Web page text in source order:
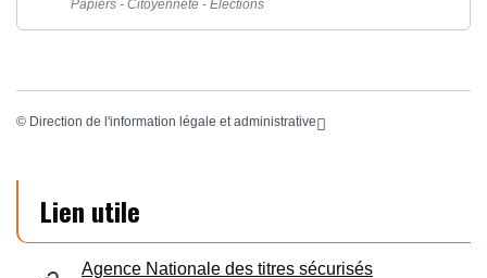
Papiers - Citoyenneté - Élections
© Direction de l'information légale et administrative
Lien utile
Agence Nationale des titres sécurisés